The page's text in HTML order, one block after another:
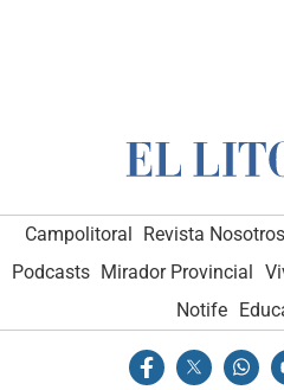
Campolitoral Revista Nosotros
Podcasts Mirador Provincial
Notife